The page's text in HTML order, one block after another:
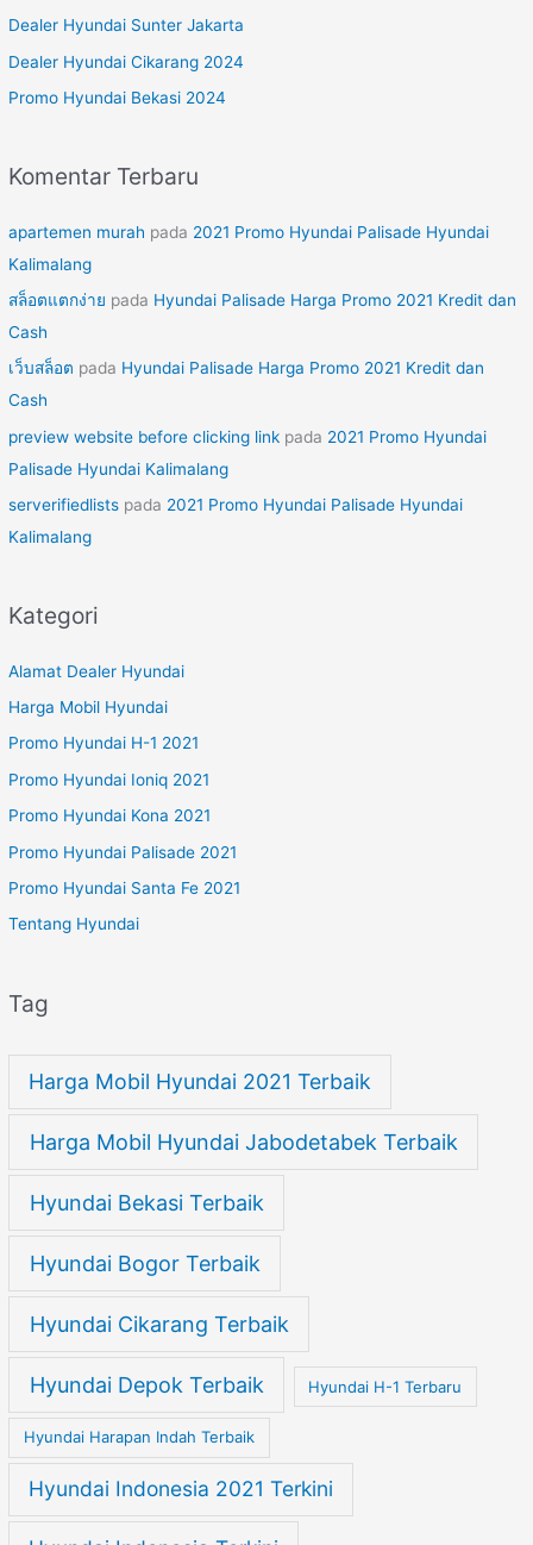
u
k
:
Dealer Hyundai Sunter Jakarta
Dealer Hyundai Cikarang 2024
Promo Hyundai Bekasi 2024
Komentar Terbaru
apartemen murah pada 2021 Promo Hyundai Palisade Hyundai
Kalimalang
สล็อตแตกง่าย pada Hyundai Palisade Harga Promo 2021 Kredit dan
Cash
เว็บสล็อต pada Hyundai Palisade Harga Promo 2021 Kredit dan
Cash
preview website before clicking link pada 2021 Promo Hyundai
Palisade Hyundai Kalimalang
serverifiedlists pada 2021 Promo Hyundai Palisade Hyundai
Kalimalang
Kategori
Alamat Dealer Hyundai
Harga Mobil Hyundai
Promo Hyundai H-1 2021
Promo Hyundai Ioniq 2021
Promo Hyundai Kona 2021
Promo Hyundai Palisade 2021
Promo Hyundai Santa Fe 2021
Tentang Hyundai
Tag
Harga Mobil Hyundai 2021 Terbaik
Harga Mobil Hyundai Jabodetabek Terbaik
Hyundai Bekasi Terbaik
Hyundai Bogor Terbaik
Hyundai Cikarang Terbaik
Hyundai Depok Terbaik Hyundai H-1 Terbaru
Hyundai Harapan Indah Terbaik
Hyundai Indonesia 2021 Terkini